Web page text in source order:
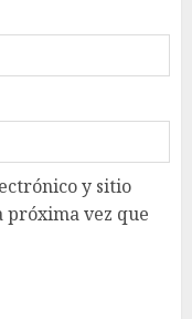
y sitio
próxima vez que